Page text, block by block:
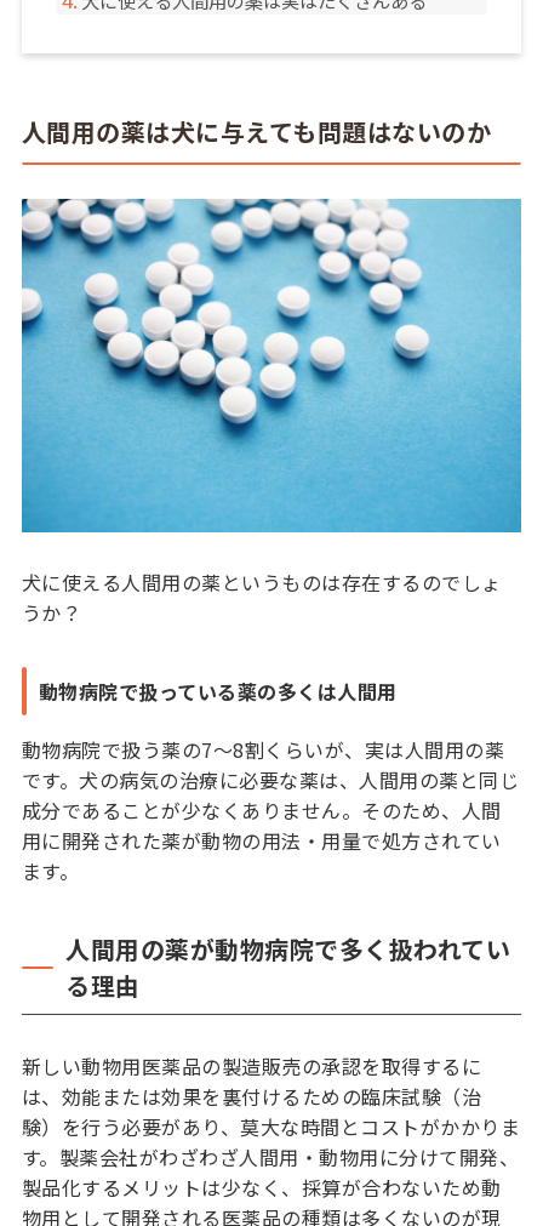
人間用の薬は犬に与えても問題はないのか
犬に使える人間用の薬というものは存在するのでしょ
うか？
動物病院で扱っている薬の多くは人間用
動物病院で扱う薬の7〜8割くらいが、実は人間用の薬
です。犬の病気の治療に必要な薬は、人間用の薬と同じ
成分であることが少なくありません。そのため、人間
用に開発された薬が動物の用法・用量で処方されてい
ます。
人間用の薬が動物病院で多く扱われてい
る理由
新しい動物用医薬品の製造販売の承認を取得するに
は、効能または効果を裏付けるための臨床試験（治
験）を行う必要があり、莫大な時間とコストがかかりま
す。製薬会社がわざわざ人間用・動物用に分けて開発、
製品化するメリットは少なく、採算が合わないため動
物用として開発される医薬品の種類は多くないのが現